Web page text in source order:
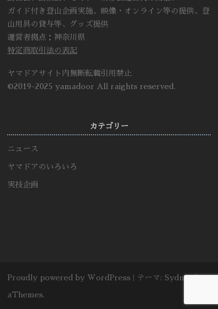
ガイド付き登山企画実施、映像・オンライン等の提供、登
山用具の貸与等、グッズ提供
運営者拠点：神奈川県
特定商取引法の表記
ヤマドアサイト内無断転載引用禁止
©2019-2025 yamadoor All raights reserved.
カテゴリー
ニュース
ヤマドアのいろいろ
実技企画
Proudly powered by WordPress テーマ: Sydney
aThemes.